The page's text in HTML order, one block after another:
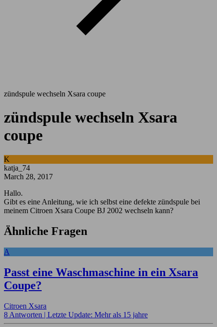
zündspule wechseln Xsara coupe
zündspule wechseln Xsara
coupe
K
katja_74
March 28, 2017
Hallo.
Gibt es eine Anleitung, wie ich selbst eine defekte zündspule bei
meinem Citroen Xsara Coupe BJ 2002 wechseln kann?
Ähnliche Fragen
A
Passt eine Waschmaschine in ein Xsara
Coupe?
Citroen Xsara
8 Antworten | Letzte Update: Mehr als 15 jahre